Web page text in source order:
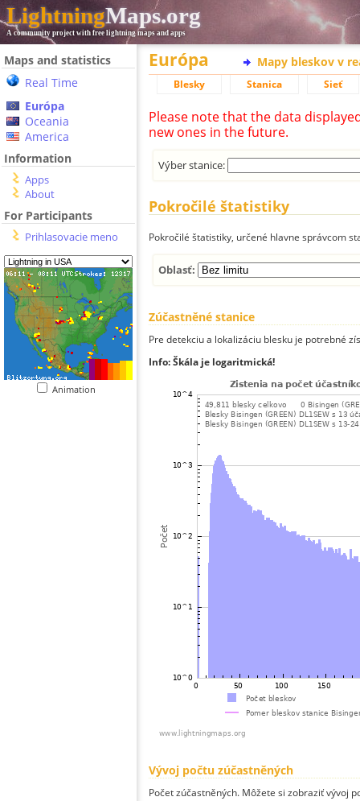
LightningMaps.org
A community project with free lightning maps and apps
Maps and statistics
Real Time
Európa
Oceania
America
Information
Apps
About
For Participants
Prihlasovacie meno
Animation
Európa Mapy bleskov v
Blesky Stanica Sieť
Please note that the data
new ones in the future.
Výber stanice:
Pokročilé štatistiky
Pokročilé štatistiky, určené hlavne správcom
Oblasť:
Zúčastněné stanice
Pre detekciu a lokalizáciu blesku je potrebné
Info: Škála je logaritmická!
Vývoj počtu zúčastněných
Počet zúčastněných. Môžete si zobraziť vývoj